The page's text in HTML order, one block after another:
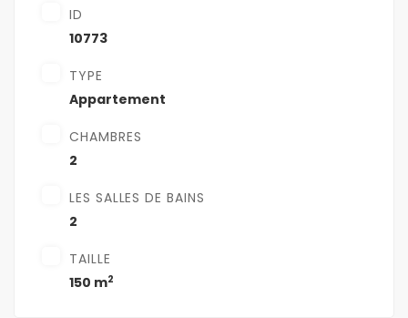
ID
10773
TYPE
Appartement
CHAMBRES
2
LES SALLES DE BAINS
2
TAILLE
150 m2